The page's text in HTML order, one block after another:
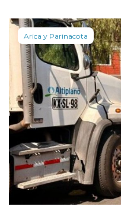
Arica y Parinacota